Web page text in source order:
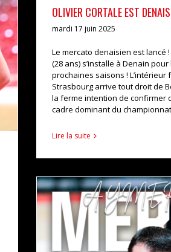
OLIVIER CORTALE EST
mardi 17 juin 2025
Le mercato denaisien est lancé
(28 ans) s’installe à Denain
prochaines saisons ! L’intérieur
Strasbourg arrive tout droit de
la ferme intention de confirmer
cadre dominant du
Lire la suite